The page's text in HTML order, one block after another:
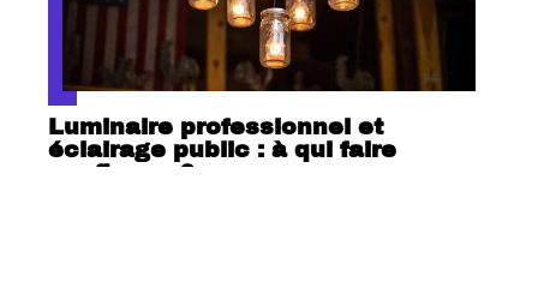
Luminaire professionnel et
éclairage public : à qui faire
confiance ?